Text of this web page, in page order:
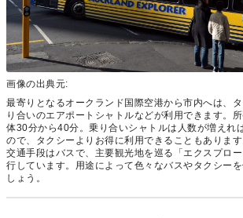
画像の出典元:
最寄りとなるオークランド国際空港から市内へは、
り合いのエアポートシャトルなどが利用できます。
体30分から40分。乗り合いシャトルは人数が増えれ
ので、タクシーよりお得に利用できることもありま
交通手段はバスで、主要観光地を巡る「エクスプロ
行しています。用途によって色々なバスやタクシー
しょう。